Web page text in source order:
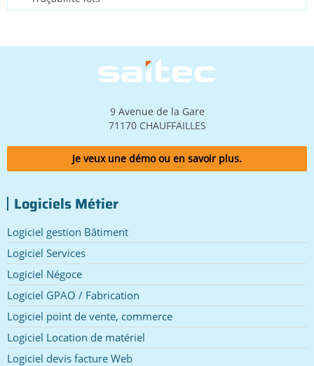
9 Avenue de la Gare
71170 CHAUFFAILLES
Je veux une démo ou en savoir plus.
Logiciels Métier
Logiciel gestion Bâtiment
Logiciel Services
Logiciel Négoce
Logiciel GPAO / Fabrication
Logiciel point de vente, commerce
Logiciel Location de matériel
Logiciel devis facture Web